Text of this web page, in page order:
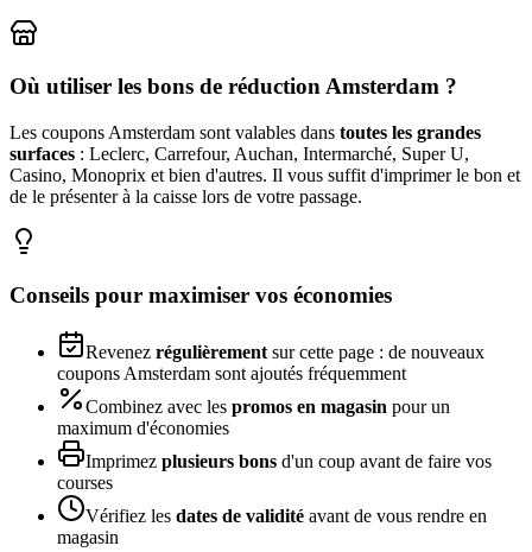
Où utiliser les bons de réductionAmsterdam ?
Les coupons Amsterdam sont valables dans toutes les grandes
surfaces : Leclerc, Carrefour, Auchan, Intermarché, Super U,
Casino, Monoprix et bien d'autres. Il vous suffit d'imprimer le bon et
de le présenter à la caisse lors de votre passage.
Conseils pour maximiser vos économies
Revenez régulièrement sur cette page : de nouveaux
coupons Amsterdam sont ajoutés fréquemment
Combinez avec les promos en magasin pour un
maximum d'économies
Imprimez plusieurs bons d'un coup avant de faire vos
courses
Vérifiez les dates de validité avant de vous rendre en
magasin